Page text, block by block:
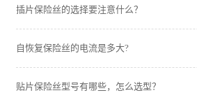
插片保险丝的选择要注意什么？
自恢复保险丝的电流是多大?
贴片保险丝型号有哪些，怎么选型？